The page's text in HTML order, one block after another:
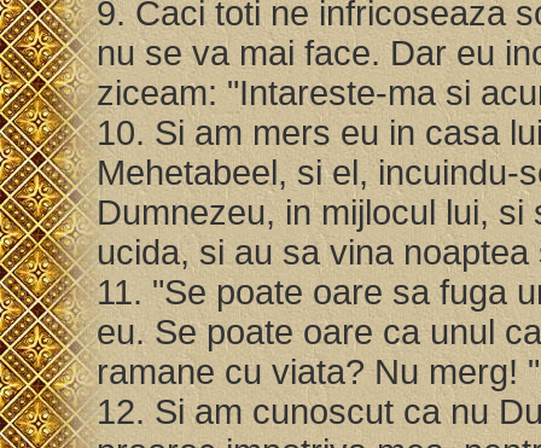
9. Caci toti ne infricoseaza
nu se va mai face. Dar eu
ziceam: "Intareste-ma si
10. Si am mers eu in casa
Mehetabeel, si el, incuindu-
Dumnezeu, in mijlocul lui,
ucida, si au sa vina
11. "Se poate oare sa fuga
eu. Se poate oare ca unul
ramane cu viata? Nu merg!
12. Si am cunoscut ca nu